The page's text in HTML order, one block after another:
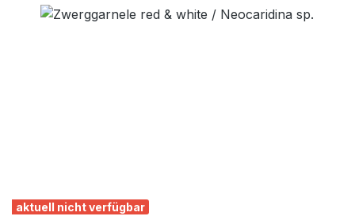
Bildergalerie überspringen
aktuell nicht verfügbar